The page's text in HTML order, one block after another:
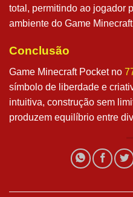
total, permitindo ao jogador
ambiente do Game
Conclusão
Game Minecraft Pocket no
símbolo de liberdade e
intuitiva, construção sem
produzem equilíbrio entre